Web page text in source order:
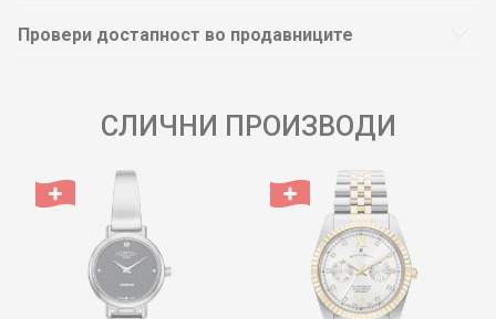
Провери достапност во продавниците
СЛИЧНИ ПРОИЗВОДИ